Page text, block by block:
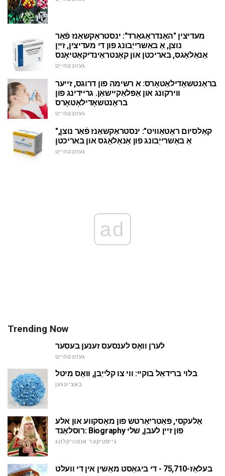
מעדיצין "האָנדראָגאַרד": ינסטראַקשאַנז פֿאַר
נוצן, אַ באַשרייַבונג פון די מעדיצין, זייַן
אַנאַלאָגס, באריכטן און קאָנטראַינדיקאַטיאָנס
געזונטהייַט
בראָנטשאָדילאַטאָרס: א רשימה פון דרוגס, זייער
ווירקונג און אַפּלאַקיישאַן. גריידינג פון
בראָנטשאָדילאַטאָרס
געזונטהייַט
"קאַלסיום ראָטאַוויט": ינסטראַקשאַנז פֿאַר נוצן,
אַ באַשרייַבונג פון אַנאַלאָגס און באריכטן
געזונטהייַט
ad
Trending Now
לערן וואָס לענסעס זענען בעסער
געזונטהייַט
בלוי ברידאַל בוקיי: ווי צו קלייַבן, וואָס מיטל
באַציונגען
אַלעקסי, פּאַטריאַרטש פון מאָסקווע און אלע
רוסלאַנד: Biography פון זיין לעבן, שלי
גייסטיקער אנטוויקלונג
בעלאַז-75,710 - די ביגאַסט מאַשין אין די וועלט